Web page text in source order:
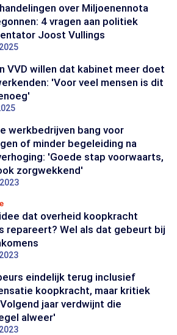
over Miljoenennota
4 vragen aan politiek
Joost Vullings
VVD willen dat kabinet meer doet
'Voor veel mensen is dit
werkbedrijven bang voor
of minder begeleiding na
'Goede stap voorwaarts,
zorgwekkend'
dat overheid koopkracht
repareert? Wel als dat gebeurt bij
eindelijk terug inclusief
koopkracht, maar kritiek
jaar verdwijnt die
alweer'